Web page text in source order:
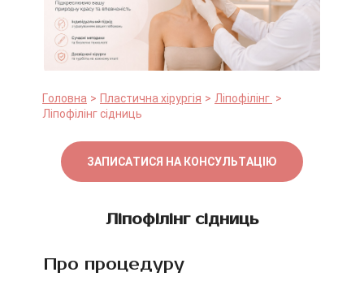
Головна Пластична хірургія
Ліпофілінг
Ліпофілінг сідниць
ЗАПИСАТИСЯ НА КОНСУЛЬТАЦІЮ
Ліпофілінг сідниць
Про процедуру